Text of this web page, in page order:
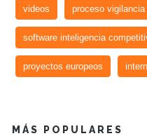
videos proceso
software inteligencia
proyectos europeos
MÁS POPULARES